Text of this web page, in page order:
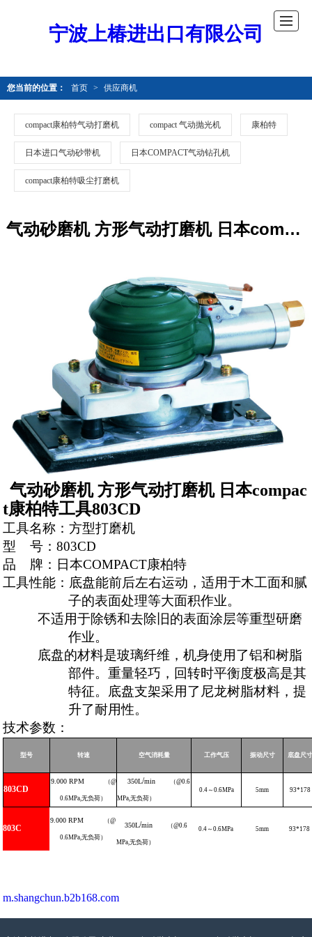
宁波上椿进出口有限公司
您当前的位置： 首页 > 供应商机
compact康柏特气动打磨机 compact 气动抛光机 康柏特
日本进口气动砂带机 日本COMPACT气动钻孔机
compact康柏特吸尘打磨机
气动砂磨机 方形气动打磨机 日本compact康柏特工具803CD
气动砂磨机方形气动打磨机日本compac
t康柏特工具803CD
工具名称：方型打磨机
型
号：803CD
品
牌：日本COMPACT康柏特
工具性能：底盘能前后左右运动，适用于木工面和腻
子的表面处理等大面积作业。
不适用于除锈和去除旧的表面涂层等重型研磨
作业。
底盘的材料是玻璃纤维，机身使用了铝和树脂
部件。重量轻巧，回转时平衡度极高是其
特征。底盘支架采用了尼龙树脂材料，提
升了耐用性。
技术参数：
型号 转速 空气消耗量 工作气压 振动尺寸 底盘尺寸
803CD
9.000 RPM （@
0.6MPa,无负荷）
350L/min （@0.6
MPa ,无负荷）
0.4～ 0.6MPa 5mm 93*178
803C
9.000RPM （@
0.6MPa, 无负荷）
350L/min （@0.6
MPa ,无负荷）
0.4 ～0.6MPa 5mm 93*178
m.shangchun.b2b168.com